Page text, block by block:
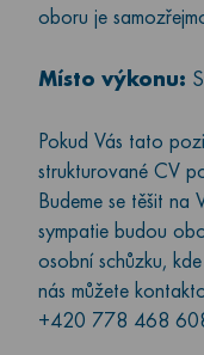
oboru je
Místo výkonu:
Pokud Vás tato
strukturované CV
Budeme se těšit na
sympatie budou
osobní schůzku,
nás můžete
+420 778 468